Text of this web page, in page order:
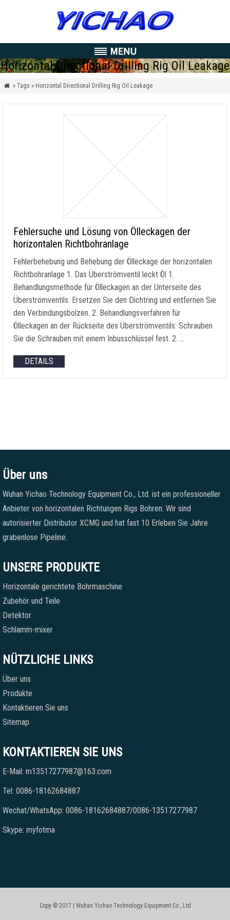
Horizontal Directional Drilling Rig Oil Leakage
 » Tags » Horizontal Directional Drilling Rig Oil Leakage
Fehlersuche und Lösung von Ölleckagen der
horizontalen Richtbohranlage
Fehlerbehebung und Behebung der Ölleckage der horizontalen
Richtbohranlage 1. Das Überströmventil leckt Öl 1.
Behandlungsmethode für Ölleckagen an der Unterseite des
Überströmventils: Ersetzen Sie den Dichtring und entfernen Sie
den Verbindungsbolzen. 2. Behandlungsverfahren für
Ölleckagen an der Rückseite des Überströmventils: Schrauben
Sie die Schrauben mit einem Inbusschlüssel fest. 2. …
DETAILS
Über uns
Wuhan Yichao Technology Equipment Co., Ltd. ist ein professioneller
Anbieter von horizontalen Richtungen Rigs Bohren. Wir sind
autorisierter Distributor XCMG und hat fast 10 Erleben Sie Jahre
grabenlose Pipeline.
UNSERE PRODUKTE
Horizontale gerichtete Bohrmaschine
Zubehör und Teile
Detektor
Schlamm-mixer
NÜTZLICHE LINKS
Über uns
Produkte
Kontaktieren Sie uns
Sitemap
KONTAKTIEREN SIE UNS
E-Mail: m13517277987@163.com
Tel: 0086-18162684887
Wechat/WhatsApp: 0086-18162684887/0086-13517277987
Skype: myfotma
Copy © 2017 | Wuhan Yichao Technology Equipment Co., Ltd